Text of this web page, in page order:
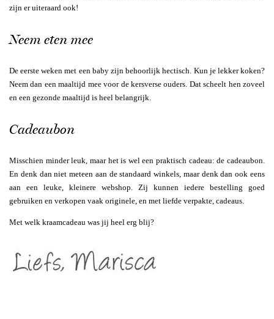
zijn er uiteraard ook!
Neem eten mee
De eerste weken met een baby zijn behoorlijk hectisch. Kun je lekker koken?
Neem dan een maaltijd mee voor de kersverse ouders. Dat scheelt hen zoveel
en een gezonde maaltijd is heel belangrijk.
Cadeaubon
Misschien minder leuk, maar het is wel een praktisch cadeau: de cadeaubon.
En denk dan niet meteen aan de standaard winkels, maar denk dan ook eens
aan een leuke, kleinere webshop. Zij kunnen iedere bestelling goed
gebruiken en verkopen vaak originele, en met liefde verpakte, cadeaus.
Met welk kraamcadeau was jij heel erg blij?